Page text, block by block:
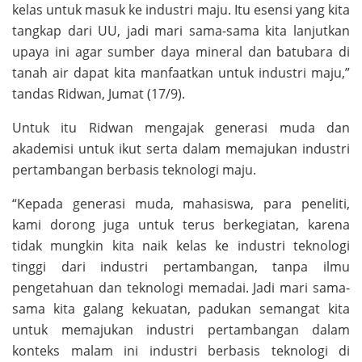
kelas untuk masuk ke industri maju. Itu esensi yang kita
tangkap dari UU, jadi mari sama-sama kita lanjutkan
upaya ini agar sumber daya mineral dan batubara di
tanah air dapat kita manfaatkan untuk industri maju,”
tandas Ridwan, Jumat (17/9).
Untuk itu Ridwan mengajak generasi muda dan
akademisi untuk ikut serta dalam memajukan industri
pertambangan berbasis teknologi maju.
“Kepada generasi muda, mahasiswa, para peneliti,
kami dorong juga untuk terus berkegiatan, karena
tidak mungkin kita naik kelas ke industri teknologi
tinggi dari industri pertambangan, tanpa ilmu
pengetahuan dan teknologi memadai. Jadi mari sama-
sama kita galang kekuatan, padukan semangat kita
untuk memajukan industri pertambangan dalam
konteks malam ini industri berbasis teknologi di